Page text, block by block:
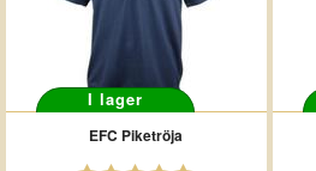
I lager
EFC Piketröja